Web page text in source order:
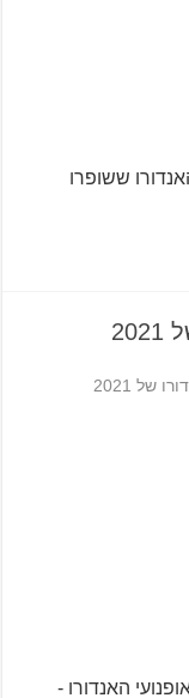
ששופרו
2021
אופנועי האנדורו -